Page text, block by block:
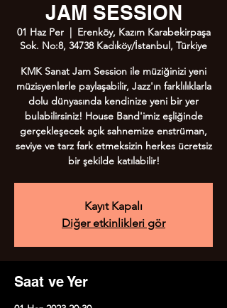
JAM SESSION
01 Haz Per
  |
Erenköy, Kazım Karabekirpaşa
Sok. No:8, 34738 Kadıköy/İstanbul, Türkiye
KMK Sanat Jam Session ile müziğinizi yeni
müzisyenlerle paylaşabilir, Jazz'ın farklılıklarla
dolu dünyasında kendinize yeni bir yer
bulabilirsiniz! House Band'imiz eşliğinde
gerçekleşecek açık sahnemize enstrüman,
seviye ve tarz fark etmeksizin herkes ücretsiz
bir şekilde katılabilir!
Kayıt Kapalı
Diğer etkinlikleri gör
Saat ve Yer